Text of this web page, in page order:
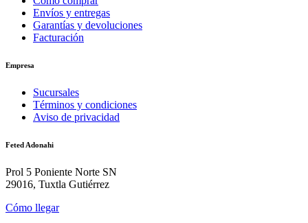
Envíos y entregas
Garantías y devoluciones
Facturación
Empresa
Sucursales
Términos y condiciones
Aviso de privacidad
Feted Adonahi
Prol 5 Poniente Norte SN
29016, Tuxtla Gutiérrez
Cómo llegar